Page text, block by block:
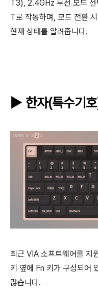
T3), 2.4GHz 무선 모드
T로 작동하며, 모드 전환
현재 상태를 알려줍니다.
▶ 한자(특수기
최근 VIA 소프트웨어를 지
키 옆에 Fn 키가 구성되어
많습니다.